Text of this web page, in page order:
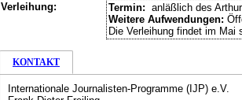
Verleihung: Termin: anläßlich des
Weitere Aufwendungen:
Die Verleihung findet im Mai
KONTAKT
Internationale Journalisten-Programme (IJP) e.V.